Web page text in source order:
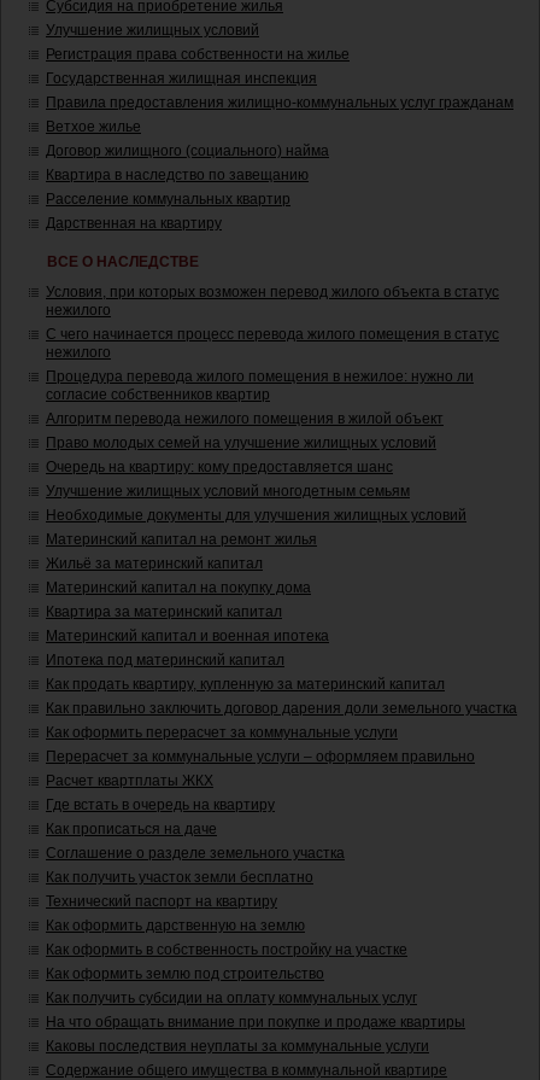
Субсидия на приобретение жилья
Улучшение жилищных условий
Регистрация права собственности на жилье
Государственная жилищная инспекция
Правила предоставления жилищно-коммунальных услуг гражданам
Ветхое жилье
Договор жилищного (социального) найма
Квартира в наследство по завещанию
Расселение коммунальных квартир
Дарственная на квартиру
ВСЕ О НАСЛЕДСТВЕ
Условия, при которых возможен перевод жилого объекта в статус
нежилого
С чего начинается процесс перевода жилого помещения в статус
нежилого
Процедура перевода жилого помещения в нежилое: нужно ли
согласие собственников квартир
Алгоритм перевода нежилого помещения в жилой объект
Право молодых семей на улучшение жилищных условий
Очередь на квартиру: кому предоставляется шанс
Улучшение жилищных условий многодетным семьям
Необходимые документы для улучшения жилищных условий
Материнский капитал на ремонт жилья
Жильё за материнский капитал
Материнский капитал на покупку дома
Квартира за материнский капитал
Материнский капитал и военная ипотека
Ипотека под материнский капитал
Как продать квартиру, купленную за материнский капитал
Как правильно заключить договор дарения доли земельного участка
Как оформить перерасчет за коммунальные услуги
Перерасчет за коммунальные услуги – оформляем правильно
Расчет квартплаты ЖКХ
Где встать в очередь на квартиру
Как прописаться на даче
Соглашение о разделе земельного участка
Как получить участок земли бесплатно
Технический паспорт на квартиру
Как оформить дарственную на землю
Как оформить в собственность постройку на участке
Как оформить землю под строительство
Как получить субсидии на оплату коммунальных услуг
На что обращать внимание при покупке и продаже квартиры
Каковы последствия неуплаты за коммунальные услуги
Содержание общего имущества в коммунальной квартире